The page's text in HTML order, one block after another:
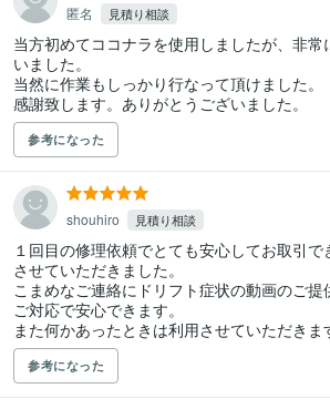
匿名 見積り相談
当方初めてココナラを使用しましたが、非常
いました。
当然に作業もしっかり行なって頂けました。
感謝致します。ありがとうございました。
参考になった
shouhiro 見積り相談
１回目の修理依頼でとても安心してお取引
させていただきました。
こまめなご連絡にドリフト症状の動画のご
ご対応で安心できます。
また何かあったときは利用させていただきま
参考になった